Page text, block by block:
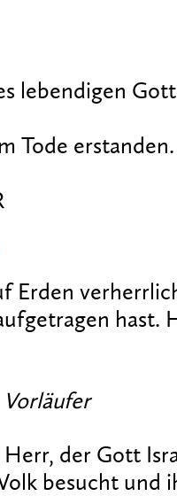
lebendigen
Tode
Erden
hast.
Vorläufer
Herr, der Gott
besucht und